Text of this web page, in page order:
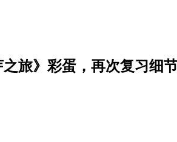
旅》彩蛋，再次复习细